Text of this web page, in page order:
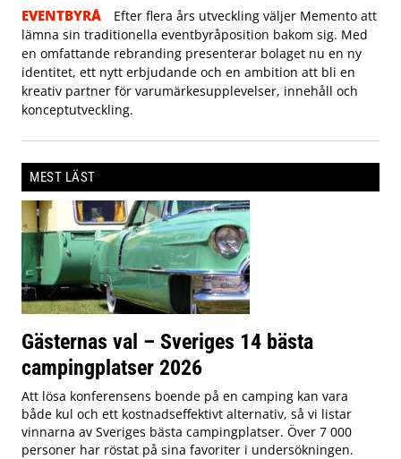
EVENTBYRÅ
Efter flera års utveckling väljer Memento att
lämna sin traditionella eventbyråposition bakom sig. Med
en omfattande rebranding presenterar bolaget nu en ny
identitet, ett nytt erbjudande och en ambition att bli en
kreativ partner för varumärkesupplevelser, innehåll och
konceptutveckling.
MEST LÄST
Gästernas val – Sveriges 14 bästa
campingplatser 2026
Att lösa konferensens boende på en camping kan vara
både kul och ett kostnadseffektivt alternativ, så vi listar
vinnarna av Sveriges bästa campingplatser. Över 7 000
personer har röstat på sina favoriter i undersökningen.